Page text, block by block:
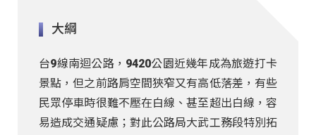
大綱
台9線南迴公路，9420公園近幾年成為旅遊打卡
景點，但之前路肩空間狹窄又有高低落差，有些
民眾停車時很難不壓在白線、甚至超出白線，容
易造成交通疑慮；對此公路局大武工務段特別拓